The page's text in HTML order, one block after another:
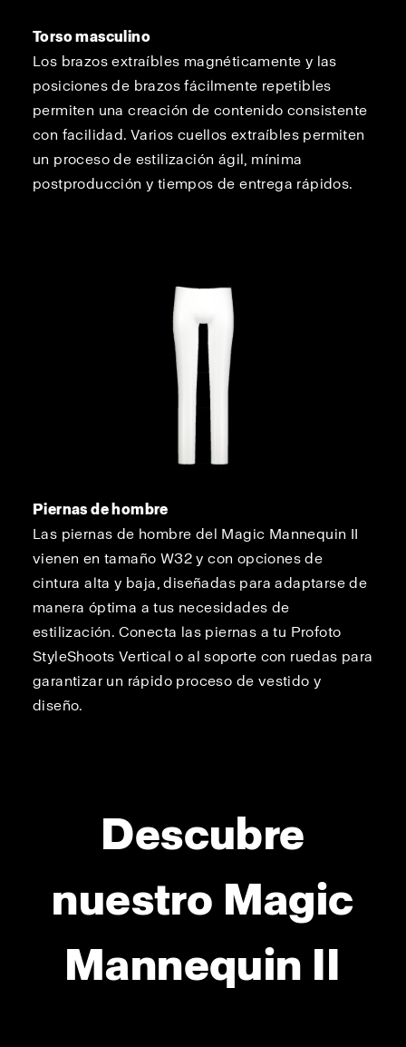
Torso masculino
Los brazos extraíbles magnéticamente y las
posiciones de brazos fácilmente repetibles
permiten una creación de contenido consistente
con facilidad. Varios cuellos extraíbles permiten
un proceso de estilización ágil, mínima
postproducción y tiempos de entrega rápidos.
Piernas de hombre
Las piernas de hombre del Magic Mannequin II
vienen en tamaño W32 y con opciones de
cintura alta y baja, diseñadas para adaptarse de
manera óptima a tus necesidades de
estilización. Conecta las piernas a tu Profoto
StyleShoots Vertical o al soporte con ruedas para
garantizar un rápido proceso de vestido y
diseño.
Descubre
nuestro Magic
Mannequin II